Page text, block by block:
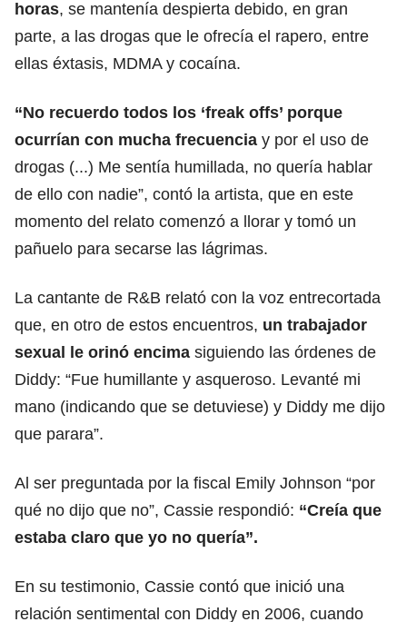
horas, se mantenía despierta debido, en gran
parte, a las drogas que le ofrecía el rapero, entre
ellas éxtasis, MDMA y cocaína.
“No recuerdo todos los ‘freak offs’ porque
ocurrían con mucha frecuencia y por el uso de
drogas (...) Me sentía humillada, no quería hablar
de ello con nadie”, contó la artista, que en este
momento del relato comenzó a llorar y tomó un
pañuelo para secarse las lágrimas.
La cantante de R&B relató con la voz entrecortada
que, en otro de estos encuentros, un trabajador
sexual le orinó encima siguiendo las órdenes de
Diddy: “Fue humillante y asqueroso. Levanté mi
mano (indicando que se detuviese) y Diddy me dijo
que parara”.
Al ser preguntada por la fiscal Emily Johnson “por
qué no dijo que no”, Cassie respondió: “Creía que
estaba claro que yo no quería”.
En su testimonio, Cassie contó que inició una
relación sentimental con Diddy en 2006, cuando